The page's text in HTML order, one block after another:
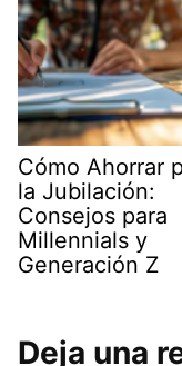
Cómo Ahorrar
la Jubilación:
Consejos para
Millennials y
Generación Z
Deja una